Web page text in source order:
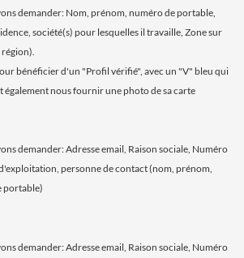
demander: Nom, prénom, numéro de portable,
société(s) pour lesquelles il travaille, Zone sur
bénéficier d'un "Profil vérifié", avec un "V" bleu qui
également nous fournir une photo de sa carte
demander: Adresse email, Raison sociale, Numéro
personne de contact (nom, prénom,
portable)
demander: Adresse email, Raison sociale, Numéro